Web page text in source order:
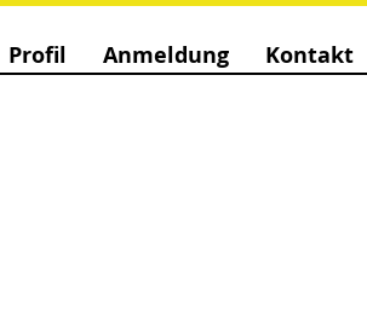
Profil Anmeldung Kontakt